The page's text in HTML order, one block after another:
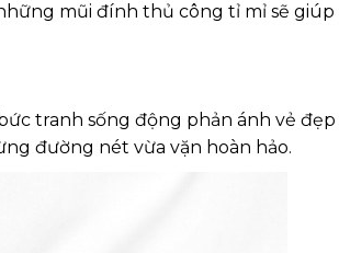
mũi đính thủ công tỉ mỉ sẽ giúp
tranh sống động phản ánh vẻ đẹp
đường nét vừa vặn hoàn hảo.